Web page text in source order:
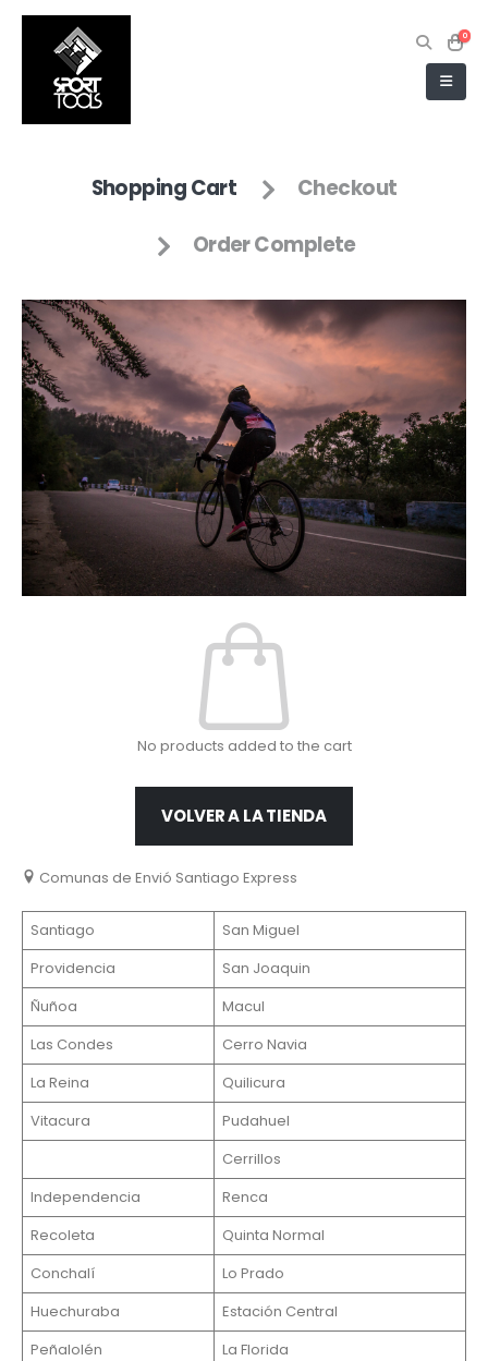
0
Shopping Cart Checkout
Order Complete
No products added to the cart
VOLVER A LA TIENDA
Comunas de Envió Santiago Express
Santiago
San Miguel
Providencia
San Joaquin
Ñuñoa
Macul
Las Condes
Cerro Navia
La Reina
Quilicura
Vitacura
Pudahuel
Cerrillos
Independencia
Renca
Recoleta
Quinta Normal
Conchalí
Lo Prado
Huechuraba
Estación Central
Peñalolén
La Florida